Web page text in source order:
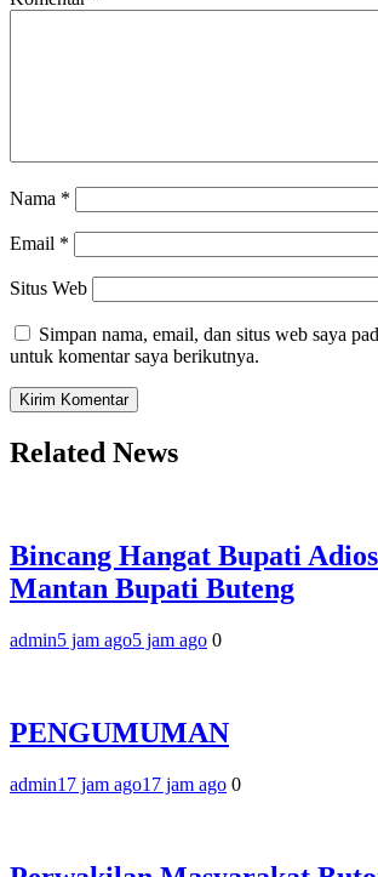
Nama *
Email *
Situs Web
Simpan nama, email, dan situs web saya
untuk komentar saya berikutnya.
Related News
Bincang Hangat Bupati
Mantan Bupati Buteng
admin5 jam ago5 jam ago 0
PENGUMUMAN
admin17 jam ago17 jam ago 0